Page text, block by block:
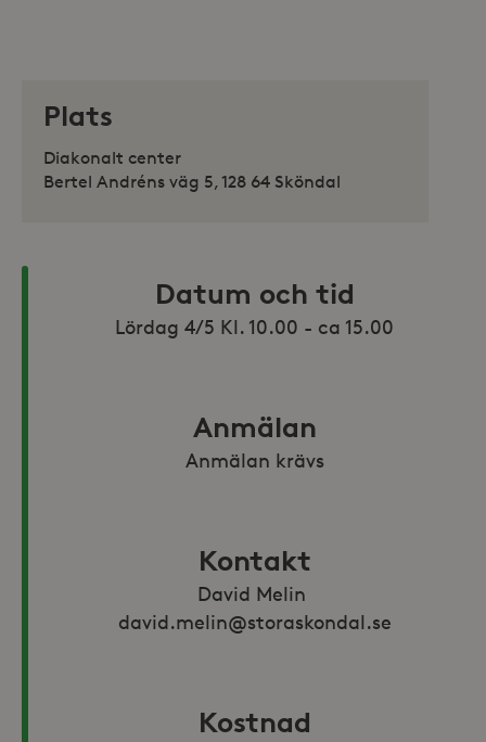
Plats
Diakonalt center
Bertel Andréns väg 5, 128 64 Sköndal
Datum och tid
Anmälan
Anmälan krävs
Kontakt
David Melin
david.melin@storaskondal.se
Kostnad